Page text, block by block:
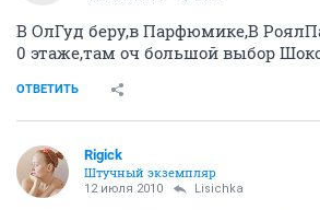
В ОлГуд беру,в Парфюмике,В
0 этаже,там оч большой выбор
ОТВЕТИТЬ
Rigick
Штучный экземпляр
12 июля 2010 Lisichka